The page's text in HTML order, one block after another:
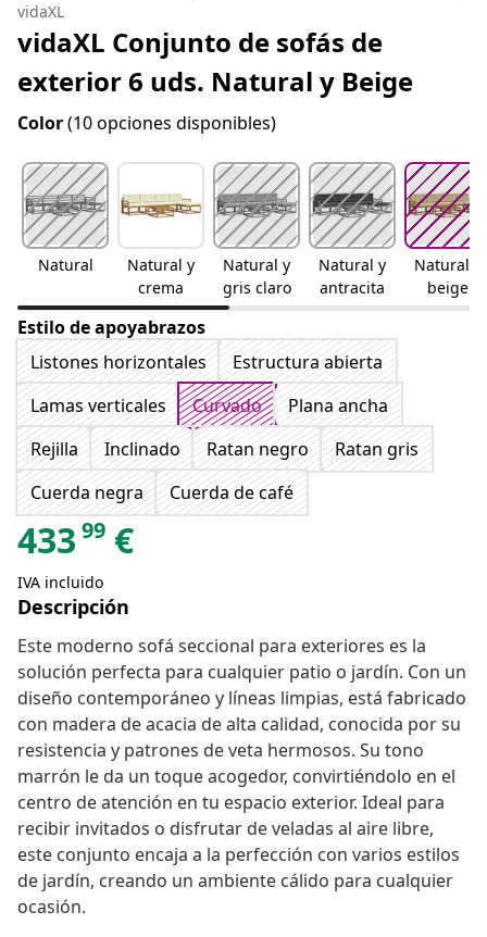
vidaXL
vidaXL Conjunto de sofás de
exterior 6 uds. Natural y Beige
Color(10 opciones disponibles)
Natural
Natural y
crema
Natural y
gris claro
Natural y
antracita
Natural y
beige
Estilo de apoyabrazos
Listones horizontales
Estructura abierta
Lamas verticales
Curvado
Plana ancha
Rejilla
Inclinado Ratan negro
Ratan gris
Cuerda negra
Cuerda de café
433 99 €
IVA incluido
Descripción
Este moderno sofá seccional para exteriores es la
solución perfecta para cualquier patio o jardín. Con un
diseño contemporáneo y líneas limpias, está fabricado
con madera de acacia de alta calidad, conocida por su
resistencia y patrones de veta hermosos. Su tono
marrón le da un toque acogedor, convirtiéndolo en el
centro de atención en tu espacio exterior. Ideal para
recibir invitados o disfrutar de veladas al aire libre,
este conjunto encaja a la perfección con varios estilos
de jardín, creando un ambiente cálido para cualquier
ocasión.